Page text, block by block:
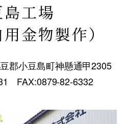
工場
金物製作）
郡小豆島町神懸通甲2305
FAX:0879-82-6332